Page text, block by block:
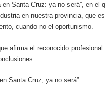
Santa Cruz: ya no será”, en el
en nuestra provincia, que
cuando no el oportunismo.
afirma el reconocido
Santa Cruz, ya no será”